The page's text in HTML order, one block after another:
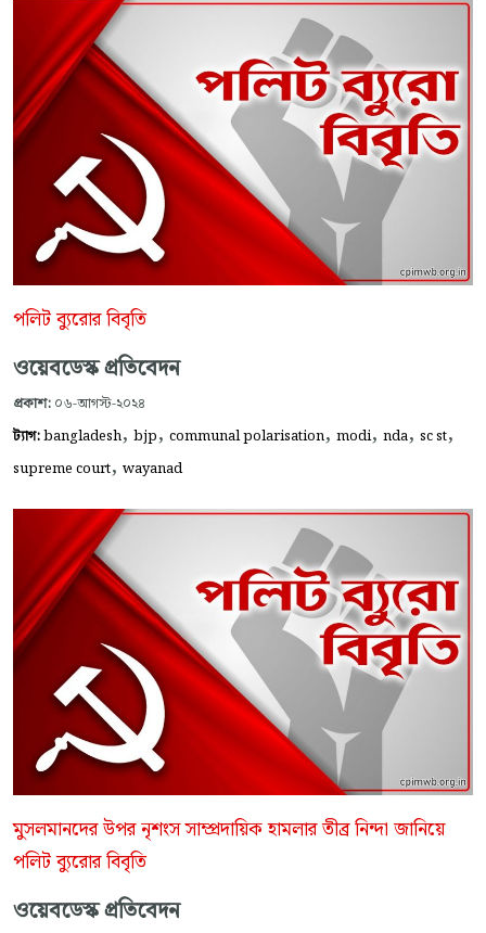
পলিট ব্যুরোর বিবৃতি
ওয়েবডেস্ক প্রতিবেদন
প্রকাশ: ০৬-আগস্ট-২০২৪
ট্যাগ:bangladesh, bjp, communal polarisation, modi, nda, sc st,
supreme court, wayanad
মুসলমানদের উপর নৃশংস সাম্প্রদায়িক হামলার তীব্র নিন্দা জানিয়ে
পলিট ব্যুরোর বিবৃতি
ওয়েবডেস্ক প্রতিবেদন